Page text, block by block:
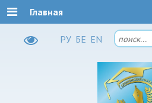
РУ БЕ EN
Главная